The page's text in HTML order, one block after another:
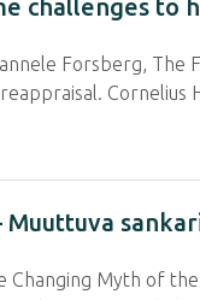
challenges to
Forsberg, The
reappraisal.
Muuttuva
Changing Myth of